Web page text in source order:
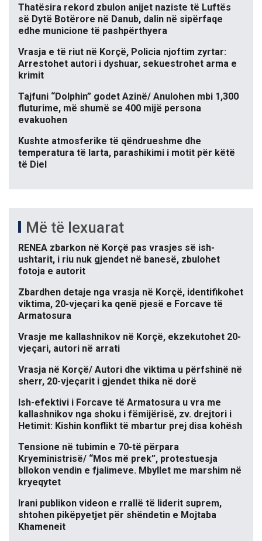
Thatësira rekord zbulon anijet naziste të Luftës
së Dytë Botërore në Danub, dalin në sipërfaqe
edhe municione të pashpërthyera
Vrasja e të riut në Korçë, Policia njoftim zyrtar:
Arrestohet autori i dyshuar, sekuestrohet arma e
krimit
Tajfuni “Dolphin” godet Azinë/ Anulohen mbi 1,300
fluturime, më shumë se 400 mijë persona
evakuohen
Kushte atmosferike të qëndrueshme dhe
temperatura të larta, parashikimi i motit për këtë
të Diel
Më të lexuarat
RENEA zbarkon në Korçë pas vrasjes së ish-
ushtarit, i riu nuk gjendet në banesë, zbulohet
fotoja e autorit
Zbardhen detaje nga vrasja në Korçë, identifikohet
viktima, 20-vjeçari ka qenë pjesë e Forcave të
Armatosura
Vrasje me kallashnikov në Korçë, ekzekutohet 20-
vjeçari, autori në arrati
Vrasja në Korçë/ Autori dhe viktima u përfshinë në
sherr, 20-vjeçarit i gjendet thika në dorë
Ish-efektivi i Forcave të Armatosura u vra me
kallashnikov nga shoku i fëmijërisë, zv. drejtori i
Hetimit: Kishin konflikt të mbartur prej disa kohësh
Tensione në tubimin e 70-të përpara
Kryeministrisë/ “Mos më prek”, protestuesja
bllokon vendin e fjalimeve. Mbyllet me marshim në
kryeqytet
Irani publikon videon e rrallë të liderit suprem,
shtohen pikëpyetjet për shëndetin e Mojtaba
Khameneit